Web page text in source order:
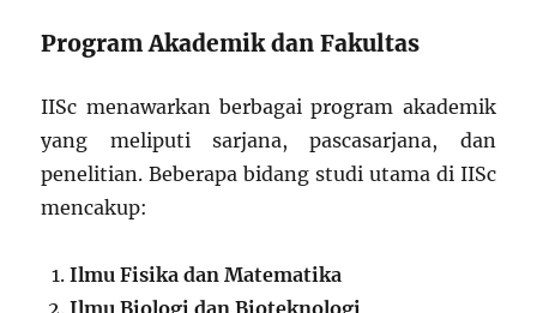
Program Akademik dan Fakultas
IISc menawarkan berbagai program akademik
yang meliputi sarjana, pascasarjana, dan
penelitian. Beberapa bidang studi utama di IISc
mencakup:
Ilmu Fisika dan Matematika
Ilmu Biologi dan Bioteknologi